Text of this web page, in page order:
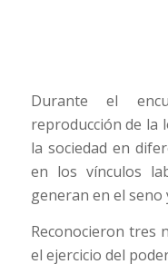
Durante el
reproducción de la
la sociedad en
en los vínculos
generan en el seno
Reconocieron tres
el ejercicio del